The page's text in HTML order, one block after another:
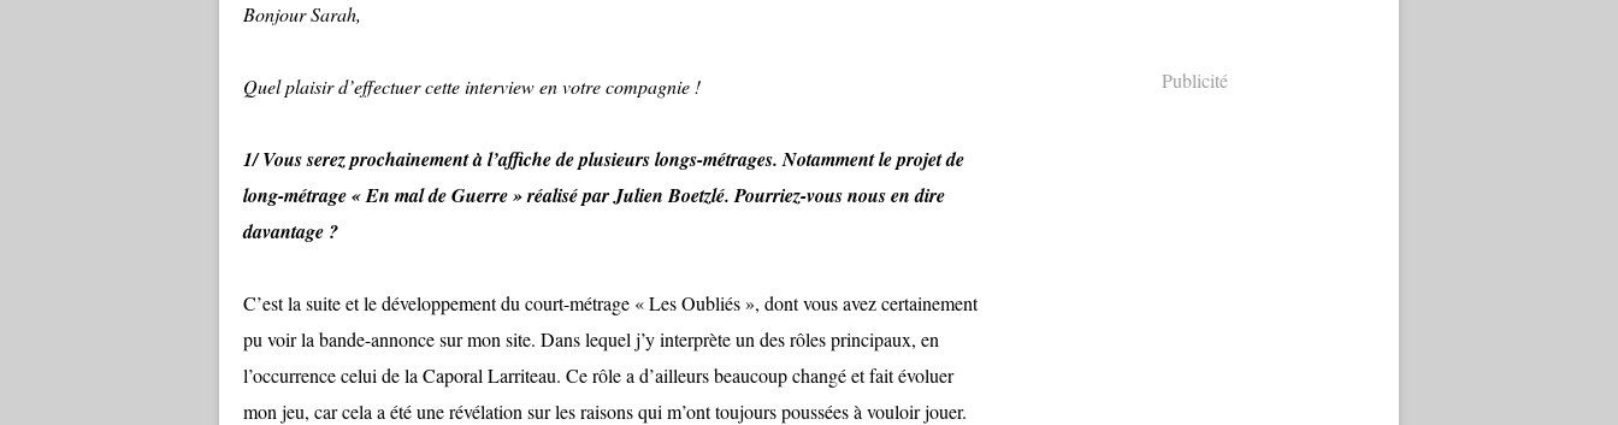
Bonjour Sarah,
Quel plaisir d’effectuer cette interview en votre compagnie !
1/ Vous serez prochainement à l’affiche de plusieurs longs-métrages. Notamment le projet de
long-métrage « En mal de Guerre » réalisé par Julien Boetzlé. Pourriez-vous nous en dire
davantage ?
C’est la suite et le développement du court-métrage « Les Oubliés », dont vous avez certainement
pu voir la bande-annonce sur mon site. Dans lequel j’y interprète un des rôles principaux, en
l’occurrence celui de la Caporal Larriteau. Ce rôle a d’ailleurs beaucoup changé et fait évoluer
mon jeu, car cela a été une révélation sur les raisons qui m’ont toujours poussées à vouloir jouer.
Publicité